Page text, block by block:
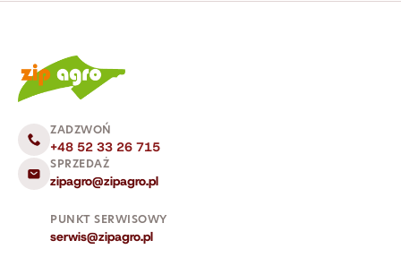
ZADZWOŃ
+48 52 33 26 715
SPRZEDAŻ
zipagro@zipagro.pl
PUNKT SERWISOWY
serwis@zipagro.pl